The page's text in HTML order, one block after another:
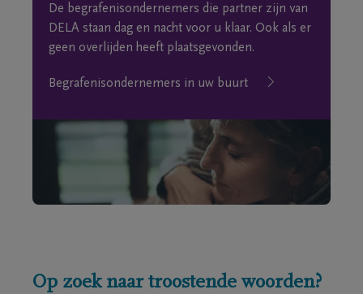
De begrafenisondernemers die partner zijn van
DELA staan dag en nacht voor u klaar. Ook als er
geen overlijden heeft plaatsgevonden.
Begrafenisondernemers in uw buurt
Op zoek naar troostende woorden?